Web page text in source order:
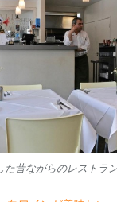
昔ながらのレストラン